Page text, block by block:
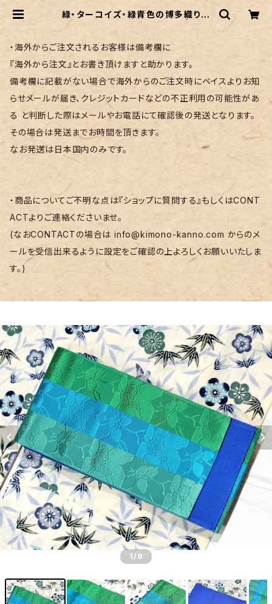
緑・ターコイズ・緑青色の博多織り井
上絹織の半幅帯リバーシブル | リサ
・海外からご注文されるお客様は備考欄に
『海外から注文』とお書き頂けますと助かります。
備考欄に記載がない場合で海外からのご注文時にベイスよりお知
らせメールが届き、クレジットカードなどの不正利用の可能性があ
る と判断した際はメールやお電話にて確認後の発送となります。
その場合は発送までお時間を頂きます。
なお発送は日本国内のみです。
・商品についてご不明な点は『ショップに質問する』もしくはCONT
ACTよりご連絡くださいませ。
(なおCONTACTの場合はinfo@kimono-kanno.com からのメ
ールを受信出来るように設定をご確認の上よろしくお願いいたしま
す。)
1 /9